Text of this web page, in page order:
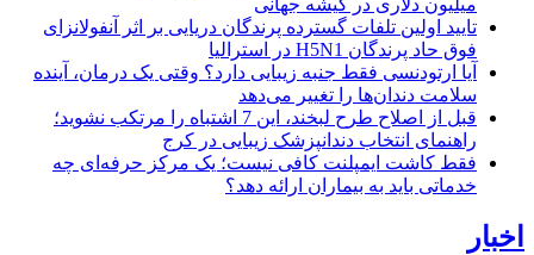
میلیون دلاری در گیشه جهانی
تایید اولین تلفات گسترده پرندگان دریایی بر اثر آنفولانزای
فوق حاد پرندگان H5N1 در استرالیا
آیا ارتودنسی فقط جنبه زیبایی دارد؟ وقتی یک درمان، آینده
سلامت دندان‌ها را تغییر می‌دهد
قبل از اصلاح طرح لبخند، این 7 اشتباه را مرتکب نشوید؛
راهنمای انتخاب دندانپزشک زیبایی در کرج
فقط کاشت ایمپلنت کافی نیست؛ یک مرکز حرفه‌ای چه
خدماتی باید به بیماران ارائه دهد؟
اخبار